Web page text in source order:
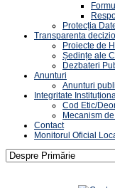
Protecția
Transparenta
Proiecte de
Ședințe ale
Dezbateri
Anunturi
Anunturi
Integritate
Cod Etic/
Mecanism
Contact
Monitorul Oficial